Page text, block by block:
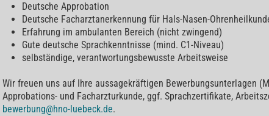
Deutsche Approbation
Deutsche Facharztanerkennung für Hals-Nasen-
Erfahrung im ambulanten Bereich (nicht zwingend)
Gute deutsche Sprachkenntnisse (mind. C1-Niveau)
selbständige, verantwortungsbewusste Arbeitsweise
Wir freuen uns auf Ihre aussagekräftigen Bewerbungsunterlagen
Approbations- und Facharzturkunde, ggf. Sprachzertifikate,
bewerbung@hno-luebeck.de.